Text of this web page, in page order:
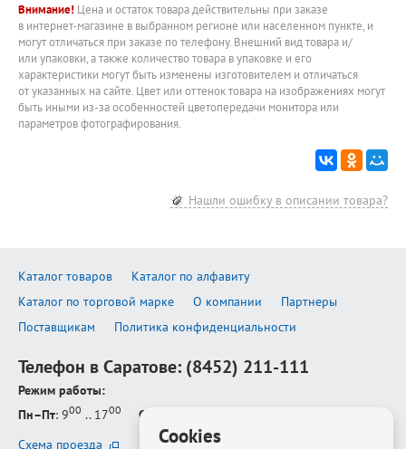
Внимание! Цена и остаток товара действительны при заказе
в интернет-магазине в выбранном регионе или населенном пункте, и
могут отличаться при заказе по телефону. Внешний вид товара и/
или упаковки, а также количество товара в упаковке и его
характеристики могут быть изменены изготовителем и отличаться
от указанных на сайте. Цвет или оттенок товара на изображениях могут
быть иными из-за особенностей цветопередачи монитора или
параметров фотографирования.
Нашли ошибку в описании товара?
Каталог товаров
Каталог по алфавиту
Каталог по торговой марке
О компании
Партнеры
Поставщикам
Политика конфиденциальности
Телефон в Саратове: (8452) 211-111
Режим работы:
Пн–Пт: 900 .. 1700 Сб–Вс
Схема проезда
Cookies